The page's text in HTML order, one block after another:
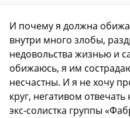
И почему я должна
внутри много злобы,
недовольства жизнью и
обижаюсь, я им
несчастны. И я не хочу
круг, негативом
экс-солистка группы